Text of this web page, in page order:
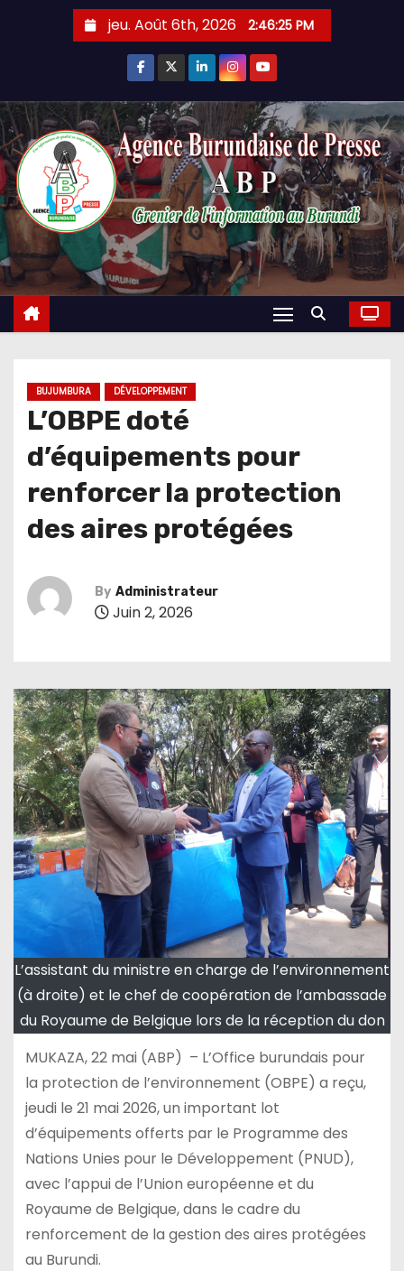
jeu. Août 6th, 2026 2:46:26 PM
BUJUMBURA DÉVELOPPEMENT
L’OBPE doté
d’équipements pour
renforcer la protection
des aires protégées
By Administrateur
Juin 2, 2026
L’assistant du ministre en charge de l’environnement
(à droite) et le chef de coopération de l’ambassade
du Royaume de Belgique lors de la réception du don
MUKAZA, 22 mai (ABP) – L’Office burundais pour
la protection de l’environnement (OBPE) a reçu,
jeudi le 21 mai 2026, un important lot
d’équipements offerts par le Programme des
Nations Unies pour le Développement (PNUD),
avec l’appui de l’Union européenne et du
Royaume de Belgique, dans le cadre du
renforcement de la gestion des aires protégées
au Burundi.